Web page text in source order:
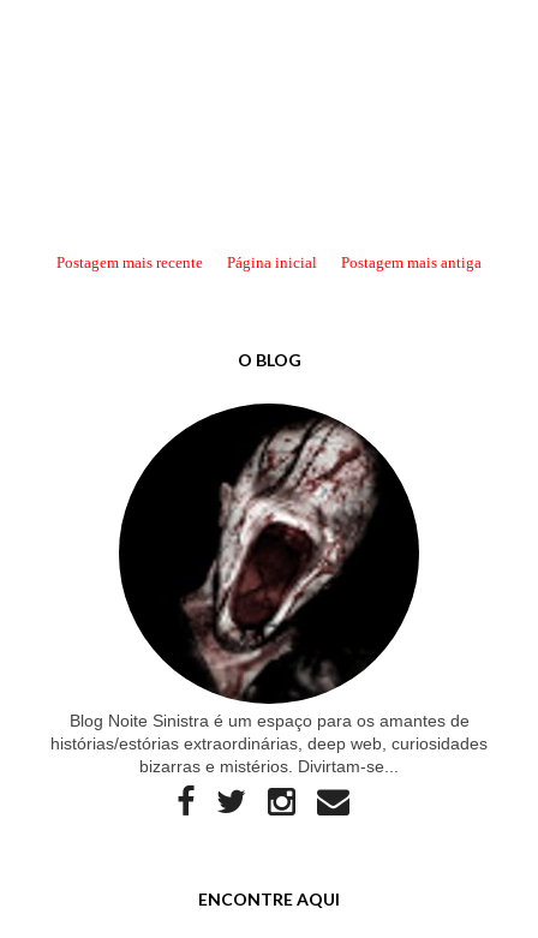
Postagem mais recente Postagem mais antiga
Página inicial
O BLOG
Blog Noite Sinistra é um espaço para os amantes de
histórias/estórias extraordinárias, deep web, curiosidades
bizarras e mistérios. Divirtam-se...
ENCONTRE AQUI